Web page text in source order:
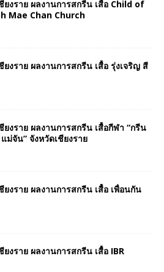
ยงราย ผลงานการสกรีน เสื้อ Child of
Mae Chan Church
ยงราย ผลงานการสกรีน เสื้อ รุ่งเจริญ สี
ยงราย ผลงานการสกรีน เสื้อกีฬา “กรีน
ม่จัน” จังหวัดเชียงราย
ยงราย ผลงานการสกรีน เสื้อ เพื่อนกัน
ยงราย ผลงานการสกรีน เสื้อ IBR